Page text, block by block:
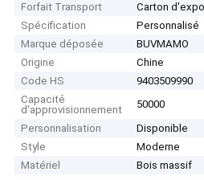
Forfait Transport
Carton
Spécification
Personnalisé
Marque déposée
BUVMAMO
Origine
Chine
Code HS
9403509990
Capacité
d'approvisionnement
50000
Personnalisation
Disponible
Style
Moderne
Matériel
Bois massif